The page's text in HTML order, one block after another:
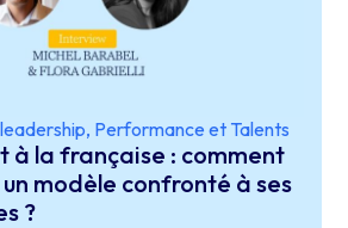
, Performance et Talents
à la française : comment
modèle confronté à ses
?